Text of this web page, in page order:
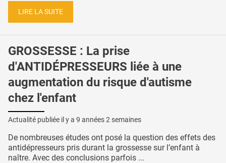
LIRE LA SUITE
GROSSESSE : La prise
d'ANTIDÉPRESSEURS liée à une
augmentation du risque d'autisme
chez l'enfant
Actualité publiée il y a 9 années 2 semaines
De nombreuses études ont posé la question des effets des
antidépresseurs pris durant la grossesse sur l’enfant à
naître. Avec des conclusions parfois ...